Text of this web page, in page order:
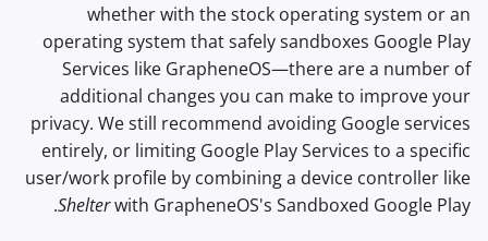
whether with the stock operating system or an
operating system that safely sandboxes Google Play
Services like GrapheneOS—there are a number of
additional changes you can make to improve your
privacy. We still recommend avoiding Google services
entirely, or limiting Google Play Services to a specific
user/work profile by combining a device controller like
Shelterwith GrapheneOS's Sandboxed Google Play.